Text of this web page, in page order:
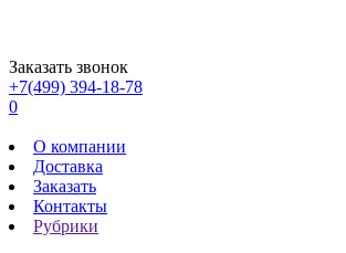
Заказать звонок
+7(499) 394-18-78
0
О компании
Доставка
Заказать
Контакты
Рубрики